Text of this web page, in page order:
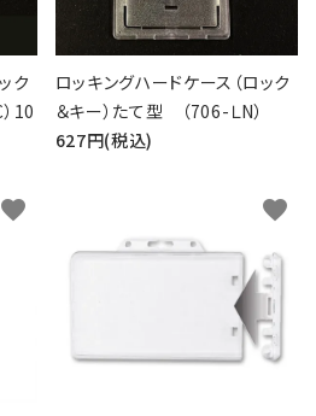
ク
10
ロッキングハードケース（ロック
＆キー）たて型 （706-ＬN）
627円(税込)
favorite favorite